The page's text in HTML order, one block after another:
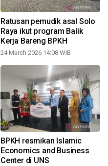
Ratusan pemudik asal Solo
Raya ikut program Balik
Kerja Bareng BPKH
24 March 2026 14:08 WIB
BPKH resmikan Islamic
Economics and Business
Center di UNS